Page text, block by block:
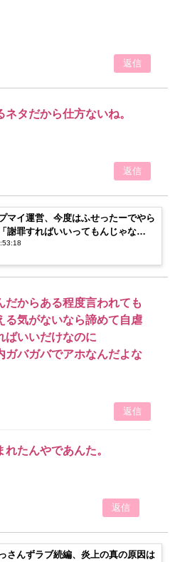
返信
タだから仕方ないね。
返信
マイ運営、今度はふせったーでやら
謝罪すればいいってもんじゃな
したから良くない？」【賛否両論】
だからある程度言われても
る気がないなら諦めて自虐
ばいいだけなのに
ガバガバでアホなんだよな
返信
たんやであんた。
返信
さんずラブ続編、炎上の真の原因は